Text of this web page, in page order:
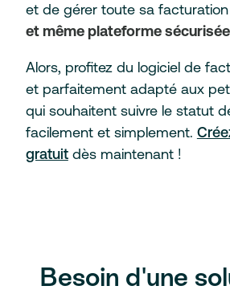
et de gérer toute sa
et même plateforme sécurisée
Alors, profitez du logiciel de
et parfaitement adapté aux
qui souhaitent suivre le statut
facilement et simplement.
gratuitdès maintenant !
Besoin d'une